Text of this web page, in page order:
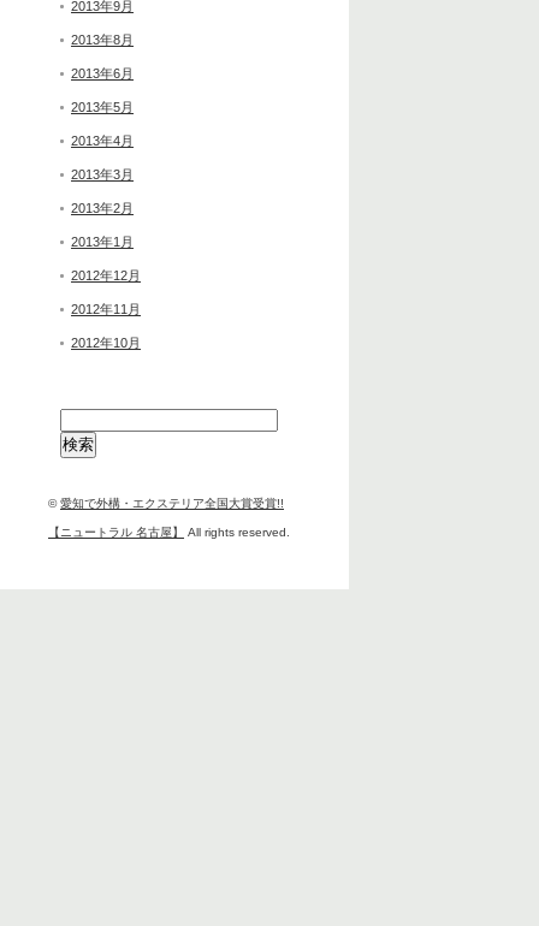
2013年9月
2013年8月
2013年6月
2013年5月
2013年4月
2013年3月
2013年2月
2013年1月
2012年12月
2012年11月
2012年10月
索:
©愛知で外構・エクステリア全国大賞受賞!!
【ニュートラル 名古屋】 All rights reserved.